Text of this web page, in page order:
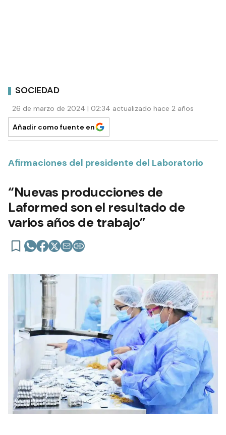
SOCIEDAD
26 de marzo de 2024 | 02:34 actualizado hace 2 años
Añadir como fuente en
Afirmaciones del presidente del Laboratorio
“Nuevas producciones de
Laformed son el resultado de
varios años de trabajo”